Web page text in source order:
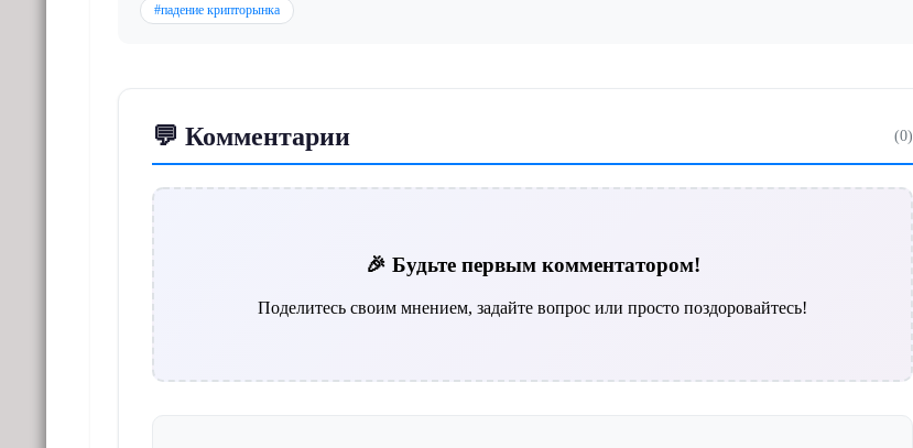
#падение крипторынка
💬 Комментарии (0)
🎉 Будьте первым комментатором!
Поделитесь своим мнением, задайте вопрос или просто поздоровайтесь!